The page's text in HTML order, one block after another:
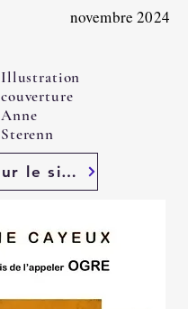
novembre 2024
Illustration
couverture
Anne
Sterenn
Sur le site des Editions Gros Textes